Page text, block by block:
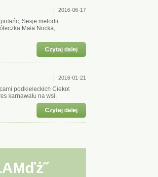
2016-06-17
Sesje melodii
Mała Nocka,
Czytaj dalej
2016-01-21
podkieleckich Ciekot
karnawału na wsi.
Czytaj dalej